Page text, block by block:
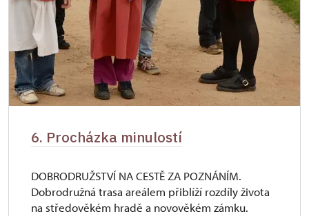
6. Procházka minulostí
DOBRODRUŽSTVÍ NA CESTĚ ZA POZNÁNÍM.
Dobrodružná trasa areálem přiblíží rozdíly života
na středověkém hradě a novověkém zámku.